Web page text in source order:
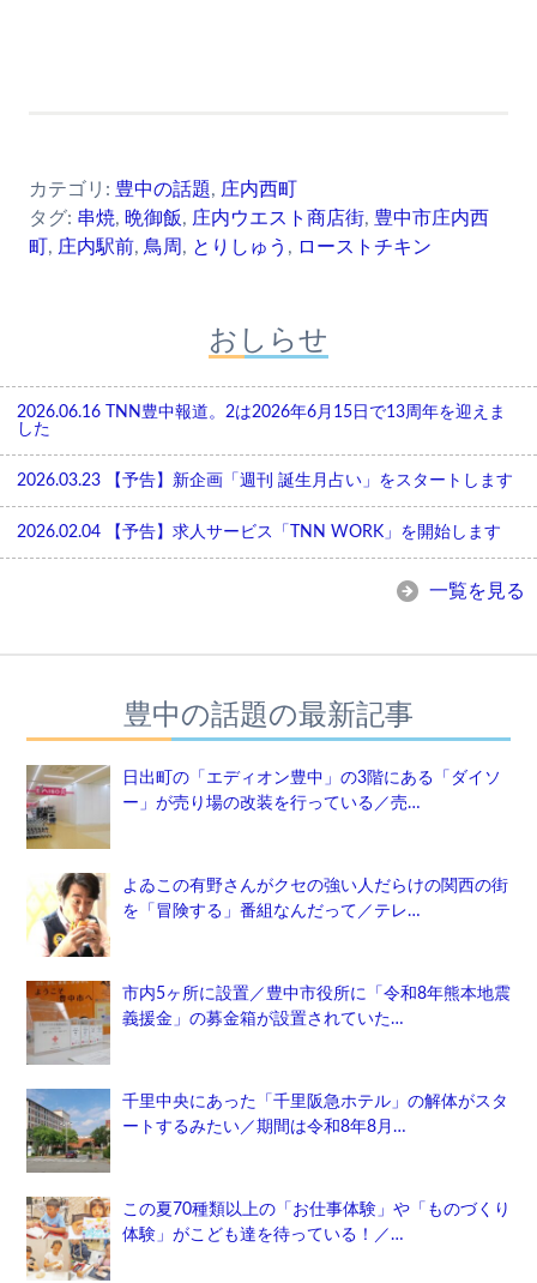
カテゴリ: 豊中の話題, 庄内西町
タグ: 串焼, 晩御飯, 庄内ウエスト商店街, 豊中市庄内西
町 , 庄内駅前, 鳥周 , とりしゅう , ローストチキン
おしらせ
2026.06.16
TNN豊中報道。2は2026年6月15日で13周年を迎えま
した
2026.03.23 【予告】新企画「週刊 誕生月占い」をスタートします
2026.02.04 【予告】求人サービス「TNN WORK」を開始します
一覧を見る
豊中の話題の最新記事
日出町の「エディオン豊中」の3階にある「ダイソ
ー」が売り場の改装を行っている／売…
よゐこの有野さんがクセの強い人だらけの関西の街
を「冒険する」番組なんだって／テレ…
市内5ヶ所に設置／豊中市役所に「令和8年熊本地震
義援金」の募金箱が設置されていた…
千里中央にあった「千里阪急ホテル」の解体がスタ
ートするみたい／期間は令和8年8月…
この夏70種類以上の「お仕事体験」や「ものづくり
体験」がこども達を待っている！／…